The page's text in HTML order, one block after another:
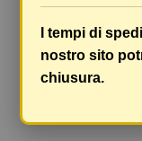
Le scatole
ampie e i
I tempi di
nostro sito
chiusura.